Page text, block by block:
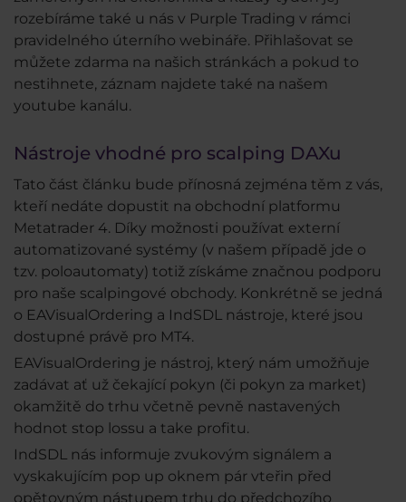
rozebíráme také u nás v Purple Trading v rámci
pravidelného úterního webináře. Přihlašovat se
můžete zdarma na našich stránkách a pokud to
nestihnete, záznam najdete také na našem
youtube kanálu.
Nástroje vhodné pro scalping DAXu
Tato část článku bude přínosná zejména těm z vás,
kteří nedáte dopustit na obchodní platformu
Metatrader 4. Díky možnosti používat externí
automatizované systémy (v našem případě jde o
tzv. poloautomaty) totiž získáme značnou podporu
pro naše scalpingové obchody. Konkrétně se jedná
o EAVisualOrdering a IndSDL nástroje, které jsou
dostupné právě pro MT4.
EAVisualOrdering je nástroj, který nám umožňuje
zadávat ať už čekající pokyn (či pokyn za market)
okamžitě do trhu včetně pevně nastavených
hodnot stop lossu a take profitu.
IndSDL nás informuje zvukovým signálem a
vyskakujícím pop up oknem pár vteřin před
opětovným nástupem trhu do předchozího